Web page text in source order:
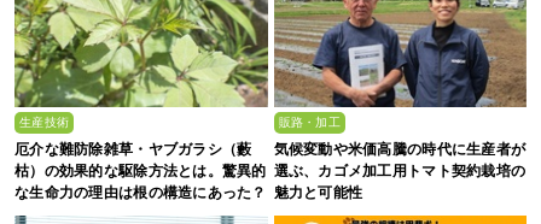
生産技術
厄介な難防除雑草・ヤブガラシ（藪
枯）の効果的な駆除方法とは。驚異的
な生命力の理由は根の構造にあった？
販路・加工
気候変動や米価高騰の時代に生産者が
選ぶ、カゴメ加工用トマト契約栽培の
魅力と可能性